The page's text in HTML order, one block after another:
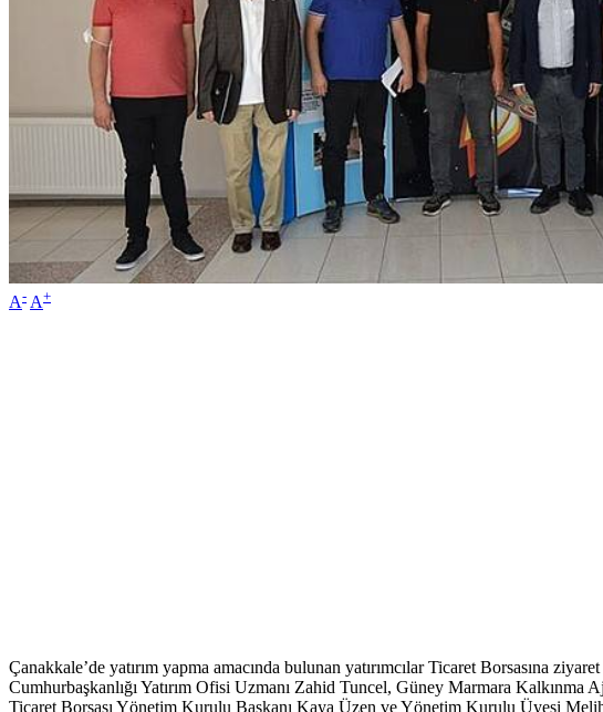
A- A+
Çanakkale’de yatırım yapma amacında bulunan yatırımcılar Ticaret Borsasına
Cumhurbaşkanlığı Yatırım Ofisi Uzmanı Zahid Tuncel, Güney Marmara
Ticaret Borsası Yönetim Kurulu Başkanı Kaya Üzen ve Yönetim Kurulu Üyesi